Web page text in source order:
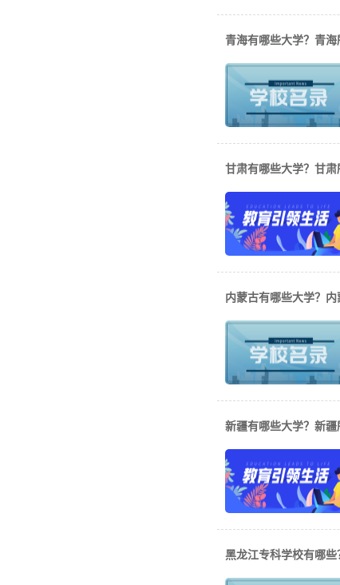
青海有哪些大学？青
甘肃有哪些大学？甘
内蒙古有哪些大学？
新疆有哪些大学？新疆
黑龙江专科学校有哪